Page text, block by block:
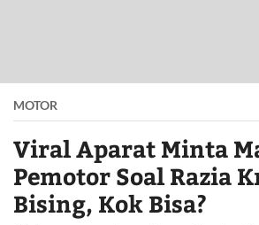
MOTOR
Viral Aparat Minta
Pemotor Soal Razia
Bising, Kok Bisa?